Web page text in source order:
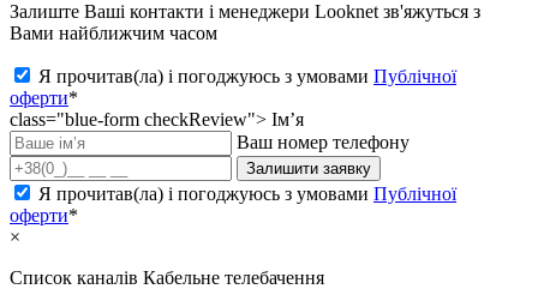
Залиште Ваші контакти і менеджери Looknet зв'яжуться з
Вами найближчим часом
Я прочитав(ла) і погоджуюсь з умовами Публічної
оферти*
class="blue-form checkReview"> Ім’я
Ваш номер телефону
Залишити заявку
Я прочитав(ла) і погоджуюсь з умовами Публічної
оферти*
×
Список каналів Кабельне телебачення